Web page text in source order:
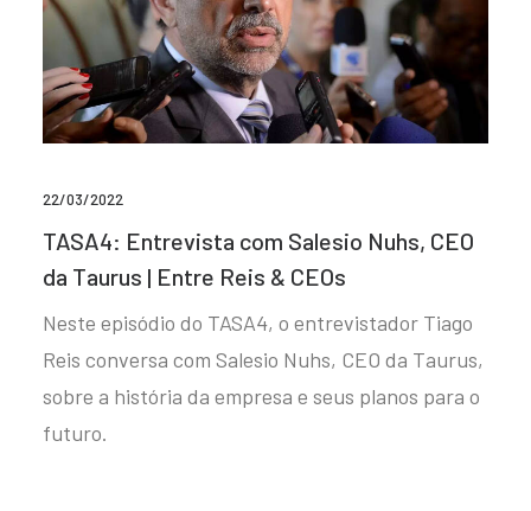
22/03/2022
TASA4: Entrevista com Salesio Nuhs, CEO
da Taurus | Entre Reis & CEOs
Neste episódio do TASA4, o entrevistador Tiago
Reis conversa com Salesio Nuhs, CEO da Taurus,
sobre a história da empresa e seus planos para o
futuro.